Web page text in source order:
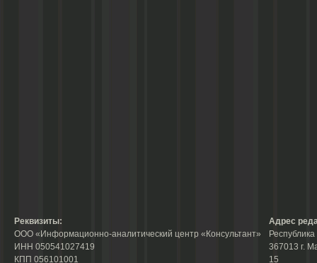
Реквизиты:
ООО «Информационно-аналитический центр «Консультант»
ИНН 050541027419
КПП 056101001
Адрес
367013 г.
15